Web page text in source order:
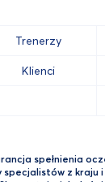
Trenerzy
Klienci
spełnienia
z kraju